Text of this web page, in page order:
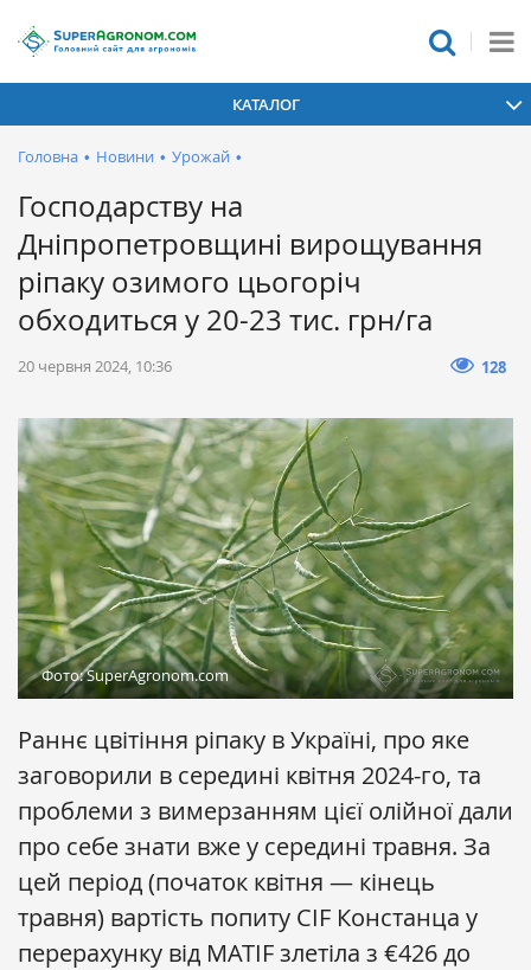
КАТАЛОГ
Головна • Новини • Урожай •
Господарству на
Дніпропетровщині вирощування
ріпаку озимого цьогоріч
обходиться у 20-23 тис. грн/га
20 червня 2024, 10:36 128
Фото: SuperAgronom.com
Раннє цвітіння ріпаку в Україні, про яке
заговорили в середині квітня 2024-го, та
проблеми з вимерзанням цієї олійної дали
про себе знати вже у середині травня. За
цей період (початок квітня — кінець
травня) вартість попиту CIF Констанца у
перерахунку від MATIF злетіла з €426 до